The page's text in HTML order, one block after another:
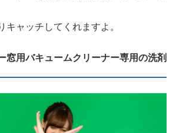
キャッチしてくれますよ。
窓用バキュームクリーナー専用の洗剤